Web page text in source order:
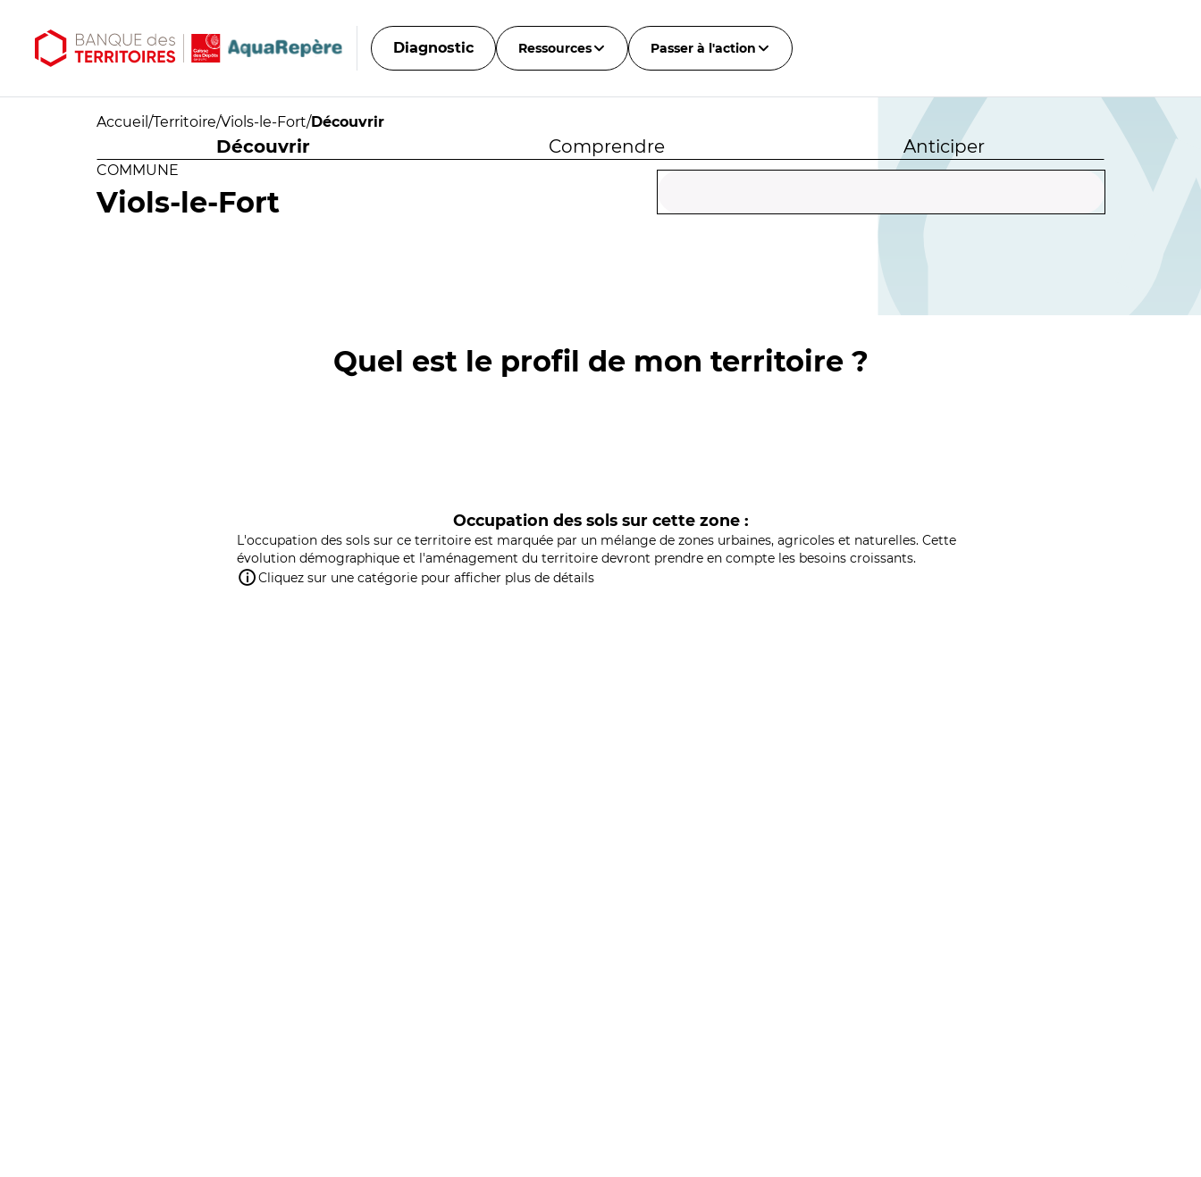
Diagnostic Ressources Passer à l'action
Accueil /Territoire/Viols-le-Fort/Découvrir
Découvrir Comprendre Anticiper
COMMUNE
Viols-le-Fort
Quel est le profil de mon territoire ?
Occupation des sols sur cette zone :
L'occupation des sols sur ce territoire est marquée par un mélange de zones urbaines, agricoles et naturelles. Cette
évolution démographique et l'aménagement du territoire devront prendre en compte les besoins croissants.
Cliquez sur une catégorie pour afficher plus de détails